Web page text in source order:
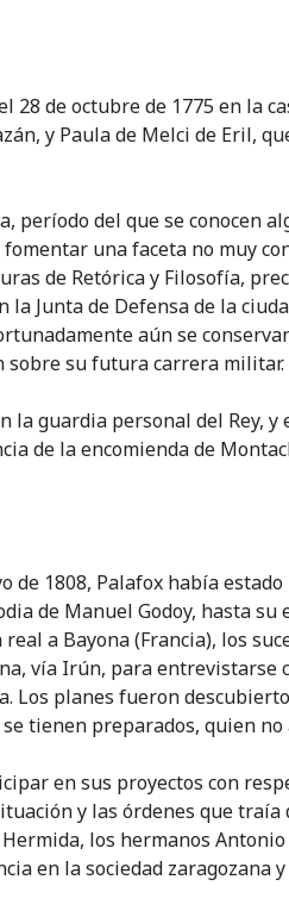
28 de octubre de 1775 en la
y Paula de Melci de Eril,
período del que se conocen
una faceta no muy
de Retórica y Filosofía,
Junta de Defensa de la
aún se
sobre su futura carrera militar.
la guardia personal del Rey,
de la encomienda de
1808, Palafox había
de Manuel Godoy, hasta su
a Bayona (Francia), los
vía Irún, para
Los planes fueron
tienen preparados, quien
en sus proyectos con
y las órdenes que
los hermanos
en la sociedad zaragozana